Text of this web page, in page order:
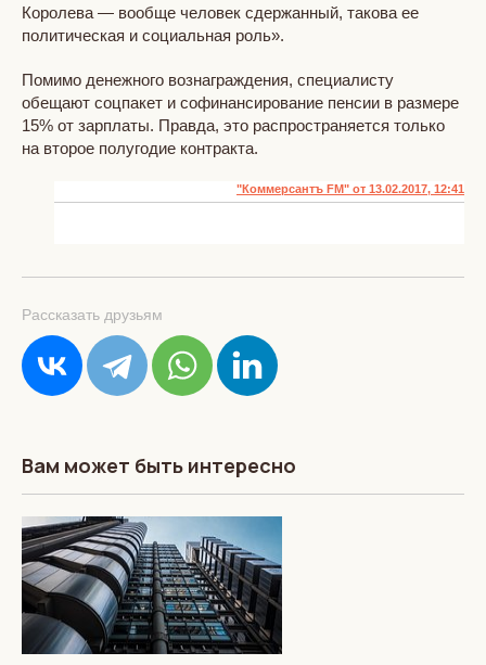
Королева — вообще человек сдержанный, такова ее
политическая и социальная роль».
Помимо денежного вознаграждения, специалисту
обещают соцпакет и софинансирование пенсии в размере
15% от зарплаты. Правда, это распространяется только
на второе полугодие контракта.
"Коммерсантъ FM" от 13.02.2017, 12:41
Рассказать друзьям
Вам может быть интересно